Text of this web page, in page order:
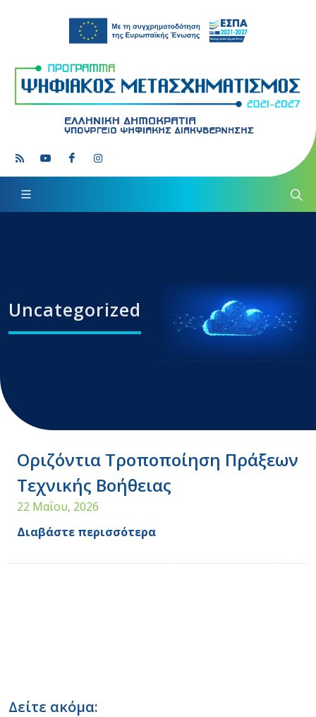
Uncategorized
Οριζόντια Τροποποίηση Πράξεων
Τεχνικής Βοήθειας
22 Μαΐου, 2026
Διαβάστε περισσότερα
Δείτε ακόμα: